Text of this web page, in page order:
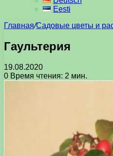
Eesti
Главная/Садовые цветы и
Гаультерия
19.08.2020
0 Время чтения: 2 мин.